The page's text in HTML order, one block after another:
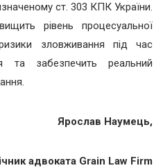
ст. 303 КПК України.
рівень процесуальної
ризики зловживання під час
та забезпечить реальний
Ярослав Наумець,
адвоката Grain Law Firm